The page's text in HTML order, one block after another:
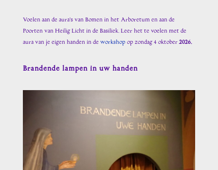
Voelen aan de aura's van Bomen in het Arboretum en aan de
Poorten van Heilig Licht in de Basiliek. Leer het te voelen met de
aura van je eigen handen in deworkshop op zondag 4 oktober2026.
Brandende lampen in uw handen